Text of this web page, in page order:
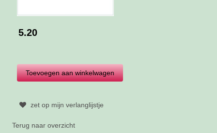
5.20
zet op mijn verlanglijstje
Terug naar overzicht